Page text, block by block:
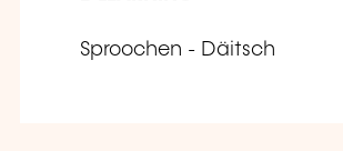
Sproochen - Däitsch